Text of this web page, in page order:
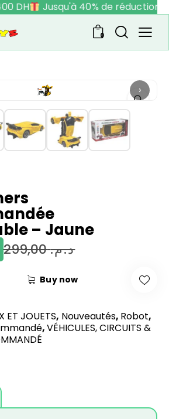
DH Jusqu'à 40% de réduction
0
›
– Jaune
د.م.299,00
Buy now
ET JOUETS, Nouveautés, Robot,
,VÉHICULES, CIRCUITS &